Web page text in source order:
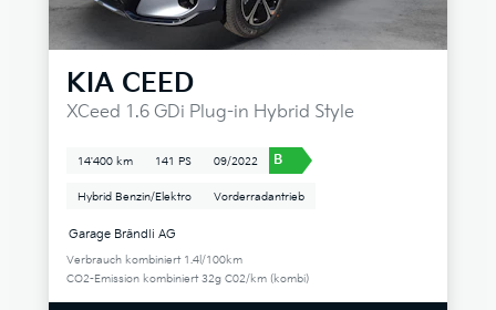
KIA CEED
XCeed 1.6 GDi Plug-in Hybrid Style
14'400 km 141 PS 09/2022 B
Hybrid Benzin/Elektro Vorderradantrieb
Garage Brändli AG
Verbrauch kombiniert 1.4l/100km
CO2-Emission kombiniert 32g C02/km (kombi)